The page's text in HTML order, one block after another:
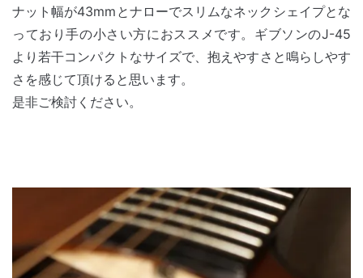
ナット幅が43mmとナローでスリムなネックシェイプとな
っており手の小さい方におススメです。ギブソンのJ-45
より若干コンパクトなサイズで、抱えやすさと鳴らしやす
さを感じて頂けると思います。
是非ご検討ください。